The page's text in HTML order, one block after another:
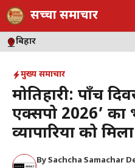
Skip
to
content
सच्चा समाचार
बिहार
मुख्य समाचार
मोतिहारी: पाँच
एक्सपो 2026’ का
व्यापारियों को
BySachcha Samachar